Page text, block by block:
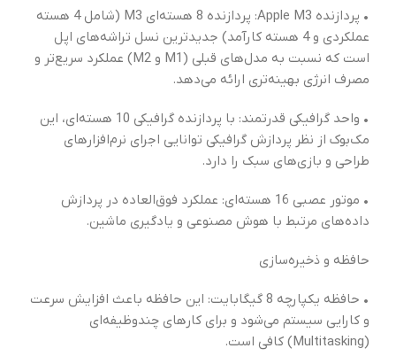
• پردازنده Apple M3: پردازنده 8 هسته‌ای M3 (شامل 4 هسته
عملکردی و 4 هسته کارآمد) جدیدترین نسل تراشه‌های اپل
است که نسبت به مدل‌های قبلی (M1 و M2) عملکرد سریع‌تر و
مصرف انرژی بهینه‌تری ارائه می‌دهد.
• واحد گرافیکی قدرتمند: با پردازنده گرافیکی 10 هسته‌ای، این
مک‌بوک از نظر پردازش گرافیکی توانایی اجرای نرم‌افزارهای
طراحی و بازی‌های سبک را دارد.
• موتور عصبی 16 هسته‌ای: عملکرد فوق‌العاده در پردازش
داده‌های مرتبط با هوش مصنوعی و یادگیری ماشین.
حافظه و ذخیره‌سازی
• حافظه یکپارچه 8 گیگابایت: این حافظه باعث افزایش سرعت
و کارایی سیستم می‌شود و برای کارهای چندوظیفه‌ای
(Multitasking) کافی است.